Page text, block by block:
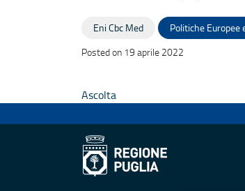
Eni Cbc Med
Politiche Europee
Posted on 19 aprile 2022
Ascolta